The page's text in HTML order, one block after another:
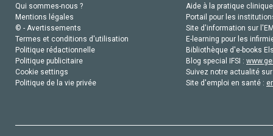
Qui sommes-nous ?
Mentions légales
© - Avertissements
Termes et conditions d'utilisation
Politique rédactionnelle
Politique publicitaire
Cookie settings
Politique de la vie privée
Aide à la pratique
Portail pour les
Site d'information sur
E-learning pour les
Bibliothèque d'e-books
Blog special IFSI :
Suivez notre actualité
Site d'emploi en santé :